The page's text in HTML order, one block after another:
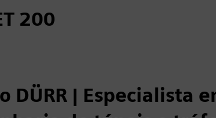
200
DÜRR | Especialista